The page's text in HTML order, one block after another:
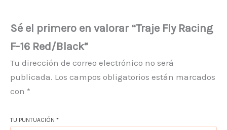
Sé el primero en valorar “Traje Fly Racing
F-16 Red/Black”
Tu dirección de correo electrónico no será
publicada. Los campos obligatorios están marcados
con *
TU PUNTUACIÓN *